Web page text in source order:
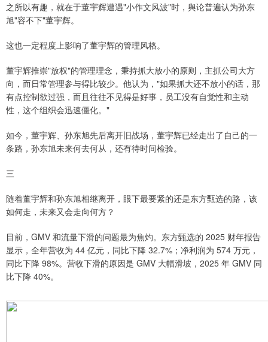
之所以有趣，就在于董宇辉遭遇"小作文风波"时，舆论普遍认为孙东
旭"容不下"董宇辉。
这也一定程度上影响了董宇辉的管理风格。
董宇辉推崇"放权"的管理理念，秉持抓大放小的原则，主抓公司大方
向，而日常管理参与得比较少。他认为，"如果抓大还不放小的话，那
有点控制欲过强，而且往往不见得是好事，员工没有自觉性和主动
性，这个组织会迅速僵化。"
如今，董宇辉、孙东旭先后离开旧战场，董宇辉已经走出了自己的一
条路，孙东旭未来何去何从，还有待时间检验。
三
随着董宇辉和孙东旭相继离开，眼下最要紧的还是东方甄选的路，该
如何走，未来又会走向何方？
目前，GMV 和流量下滑的问题最为焦灼。东方甄选的 2025 财年报告
显示，全年营收为 44 亿元，同比下降 32.7%；净利润为 574 万元，
同比下降 98%。营收下滑的原因是 GMV 大幅滑坡，2025 年 GMV 同
比下降 40%。